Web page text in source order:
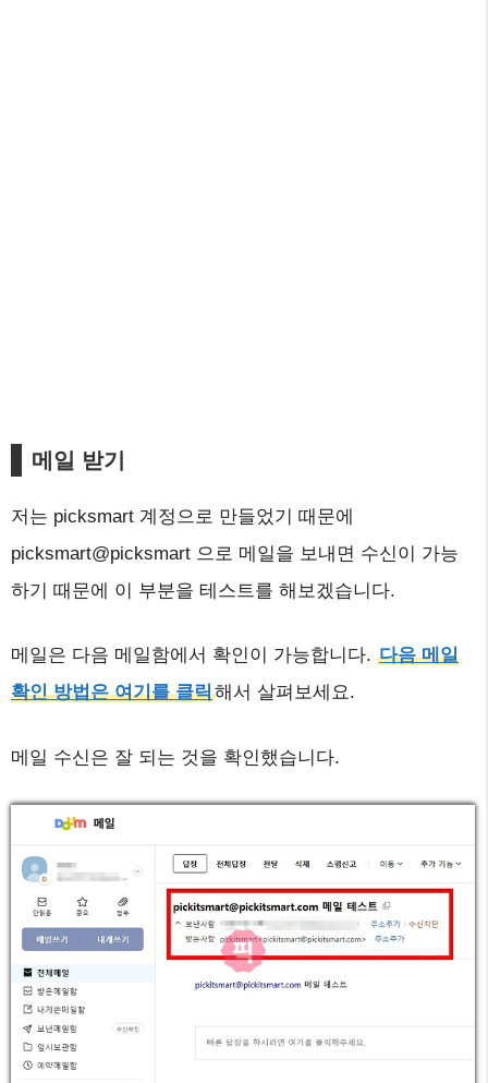
메일 받기
저는 picksmart 계정으로 만들었기 때문에
picksmart@picksmart 으로 메일을 보내면 수신이 가능
하기 때문에 이 부분을 테스트를 해보겠습니다.
메일은 다음 메일함에서 확인이 가능합니다. 다음 메일
확인 방법은 여기를 클릭해서 살펴보세요.
메일 수신은 잘 되는 것을 확인했습니다.